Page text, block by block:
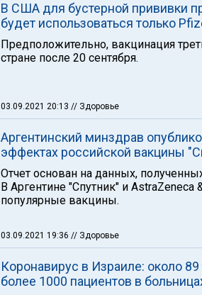
В США для бустерной прививки
будет использоваться только
Предположительно, вакцинация
стране после 20 сентября.
03.09.2021 20:13 // Здоровье
Аргентинский минздрав
эффектах российской вакцины
Отчет основан на данных,
В Аргентине "Спутник" и
популярные вакцины.
03.09.2021 19:36 // Здоровье
Коронавирус в Израиле: около
более 1000 пациентов в